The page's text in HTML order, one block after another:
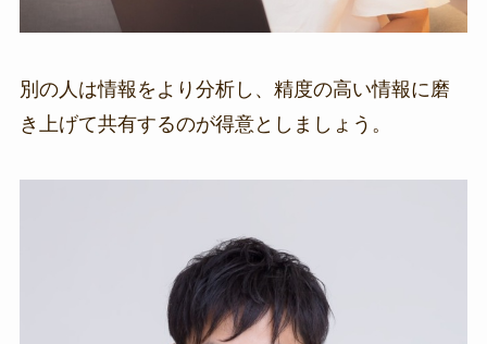
別の人は情報をより分析し、精度の高い情報に磨
き上げて共有するのが得意としましょう。